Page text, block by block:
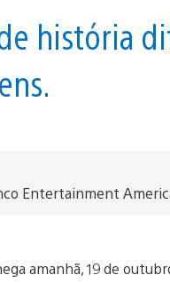
história
Entertainment
amanhã, 19 de